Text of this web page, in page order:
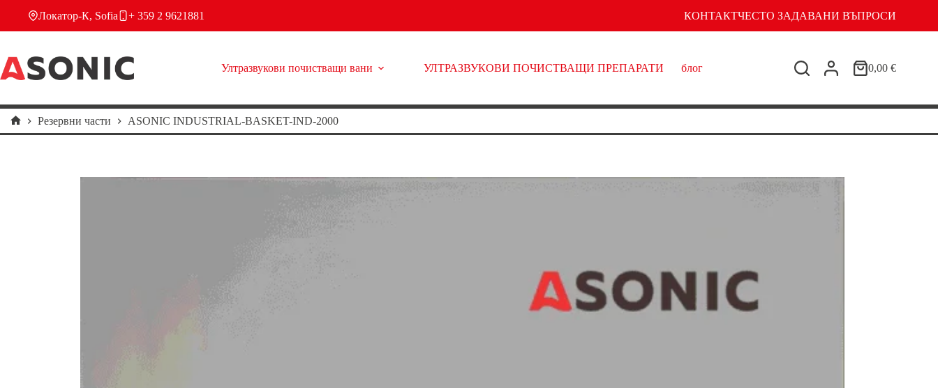
content
Локатор-К, Sofia + 359 2 9621881 КОНТАКТЧЕСТО ЗАДАВАНИ ВЪПРОСИ
Ултразвукови почистващи вани УЛТРАЗВУКОВИ ПОЧИСТВАЩИ ПРЕПАРАТИ блог
Shopping
0,00 €
Home
Резервни части ASONIC INDUSTRIAL-BASKET-IND-2000